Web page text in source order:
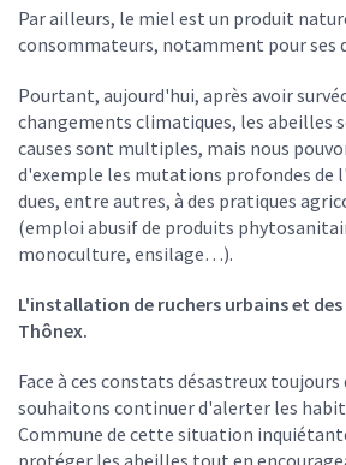
Par ailleurs, le miel est un produit
consommateurs, notamment pour ses
Pourtant, aujourd'hui, après avoir
changements climatiques, les abeilles
causes sont multiples, mais nous
d'exemple les mutations profondes de
dues, entre autres, à des pratiques
(emploi abusif de produits
monoculture, ensilage…).
L'installation de ruchers urbains et
Thônex.
Face à ces constats désastreux
souhaitons continuer d'alerter les
Commune de cette situation